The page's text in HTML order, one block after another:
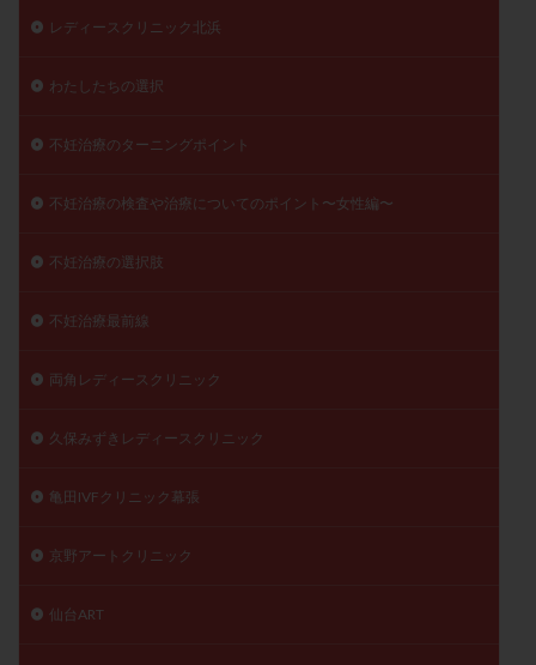
レディースクリニック北浜
わたしたちの選択
不妊治療のターニングポイント
不妊治療の検査や治療についてのポイント〜女性編〜
不妊治療の選択肢
不妊治療最前線
両角レディースクリニック
久保みずきレディースクリニック
亀田IVFクリニック幕張
京野アートクリニック
仙台ART